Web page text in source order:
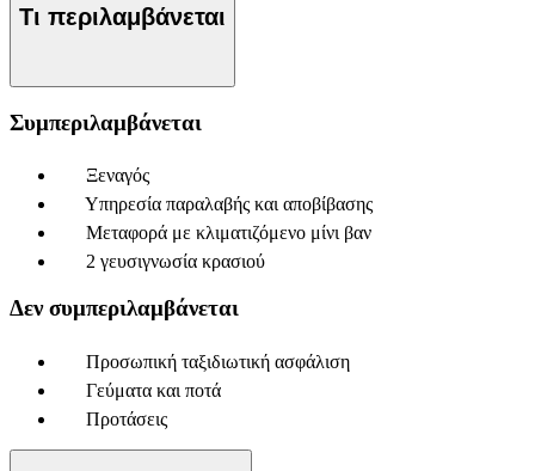
Τι περιλαμβάνεται
Συμπεριλαμβάνεται
Ξεναγός
Υπηρεσία παραλαβής και αποβίβασης
Μεταφορά με κλιματιζόμενο μίνι βαν
2 γευσιγνωσία κρασιού
Δεν συμπεριλαμβάνεται
Προσωπική ταξιδιωτική ασφάλιση
Γεύματα και ποτά
Προτάσεις